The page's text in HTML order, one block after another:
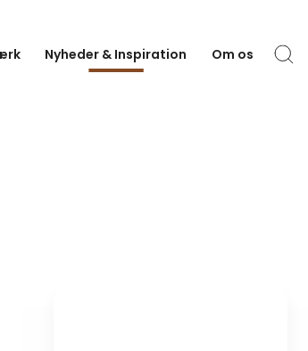
Nyheder & Inspiration Om os Søg